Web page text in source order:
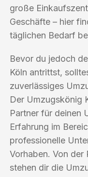
große
Geschäfte – hier
täglichen Bedarf
Bevor du jedoch
Köln antrittst,
zuverlässiges
Der Umzugskönig
Partner für deinen
Erfahrung im
professionelle
Vorhaben. Von der
stehen dir die